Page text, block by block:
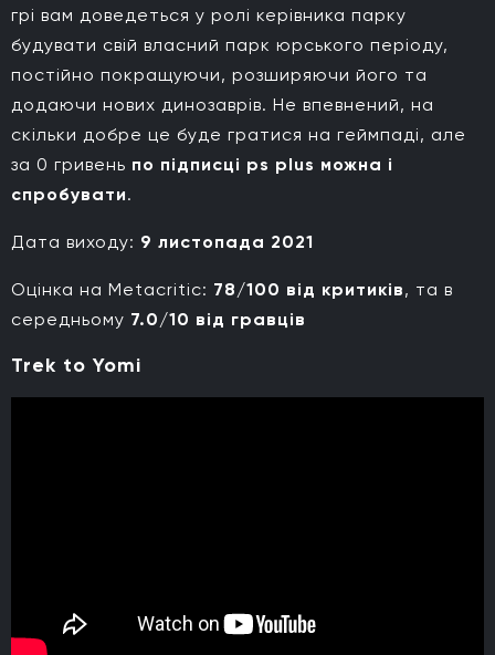
грі вам доведеться у ролі керівника парку
будувати свій власний парк юрського періоду,
постійно покращуючи, розширяючи його та
додаючи нових динозаврів. Не впевнений, на
скільки добре це буде гратися на геймпаді, але
за 0 гривень по підписці ps plus можна і
спробувати.
Дата виходу: 9 листопада 2021
Оцінка на Metacritic: 78/100 від критиків, та в
середньому 7.0/10 від гравців
Trek to Yomi